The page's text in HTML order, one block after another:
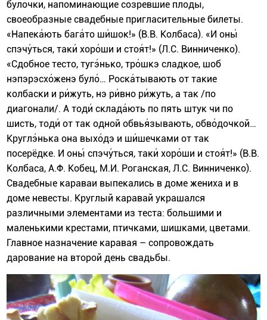
булочки, напоминающие созревшие плоды,
своеобразные свадебные пригласительные билеты.
«Напека́ють бага́то ши́шок!» (В.В. Колбаса). «И оны́
спэчу́ться, таки́ хоро́ши и стоя́т!» (Л.С. Винниченко).
«Сдобное тесто, тугэ́нько, тро́шкэ сладкое, шоб
нэпэрэсхо́женэ було́… Роска́тывають от такие
колбаски и ри́жуть, нэ ри́вно ри́жуть, а так /по
диагонали/. А тоди́ склада́ють по пять штук чи по
шисть, тоди́ от так одной обвья́зывають, обво́дочкой…
Круглэ́нька она выхо́дэ и ши́шечками от так
посерёдке. И оны́ спэчу́ться, таки́ хоро́ши и стоя́т!» (В.В.
Колбаса, А.Ф. Кобец, М.И. Роганская, Л.С. Винниченко).
Свадебные караваи выпекались в доме жениха и в
доме невесты. Круглый каравай украшался
различными элементами из теста: большими и
маленькими крестами, птичками, шишками, цветами.
Главное назначение каравая – сопровождать
дарование на второй день свадьбы.